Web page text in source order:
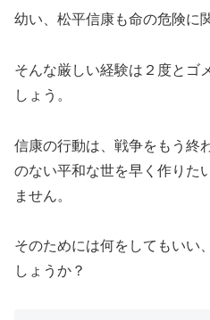
幼い、松平信康も命の危険に
そんな厳しい経験は２度とゴ
しょう。
信康の行動は、戦争をもう終
のない平和な世を早く作りた
ません。
そのためには何をしてもいい
しょうか？